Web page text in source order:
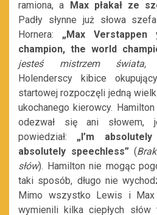
ramiona, a
Max płakał ze
Padły słynne już słowa
Hornera: „Max
champion, the world
jesteś mistrzem świata,
Holenderscy kibice
startowej rozpoczęli jedną
ukochanego kierowcy.
odezwał się ani słowem,
powiedział: „I’m
absolutely speechless”(
słów). Hamilton nie mogąc
taki sposób, długo nie
Mimo wszystko Lewis i Max
wymienili kilka ciepłych